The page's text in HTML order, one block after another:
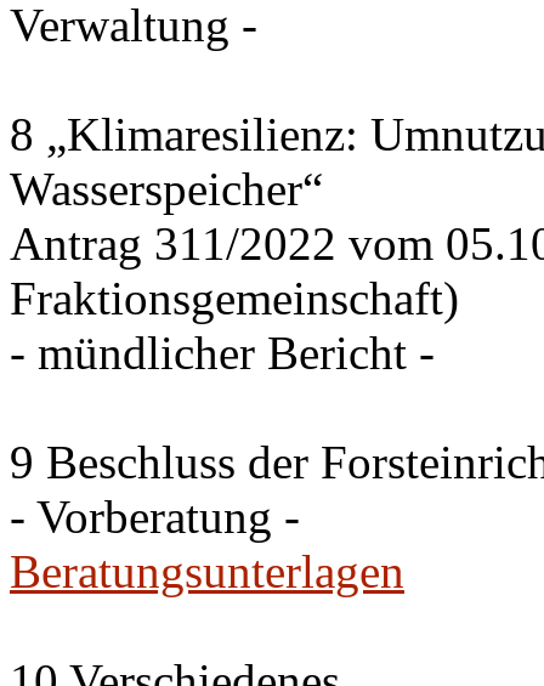
Verwaltung -
8 „Klimaresilienz:
Wasserspeicher“
Antrag 311/2022 vom
Fraktionsgemeinschaft)
- mündlicher Bericht -
9 Beschluss der
- Vorberatung -
Beratungsunterlagen